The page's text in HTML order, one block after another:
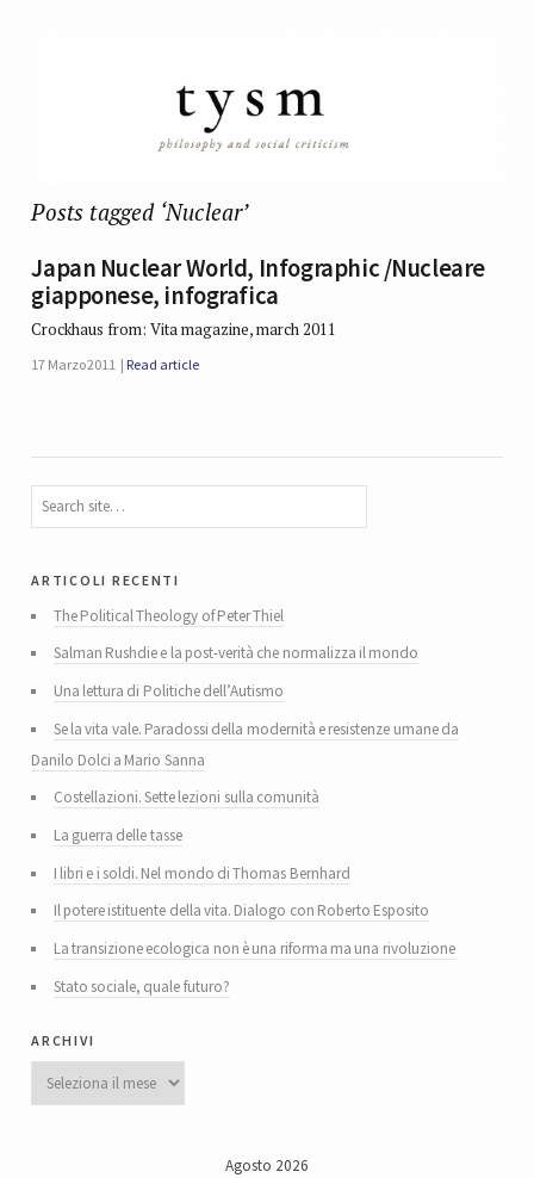
Posts tagged ‘Nuclear’
Japan Nuclear World, Infographic /Nucleare
giapponese, infografica
Crockhaus from: Vita magazine, march 2011
17 Marzo 2011 Read article
articoli recenti
The Political Theology of Peter Thiel
Salman Rushdie e la post-verità che normalizza il mondo
Una lettura di Politiche dell’Autismo
Se la vita vale. Paradossi della modernità e resistenze umane da
Danilo Dolci a Mario Sanna
Costellazioni. Sette lezioni sulla comunità
La guerra delle tasse
I libri e i soldi. Nel mondo di Thomas Bernhard
Il potere istituente della vita. Dialogo con Roberto Esposito
La transizione ecologica non è una riforma ma una rivoluzione
Stato sociale, quale futuro?
archivi
Archivi
Agosto 2026